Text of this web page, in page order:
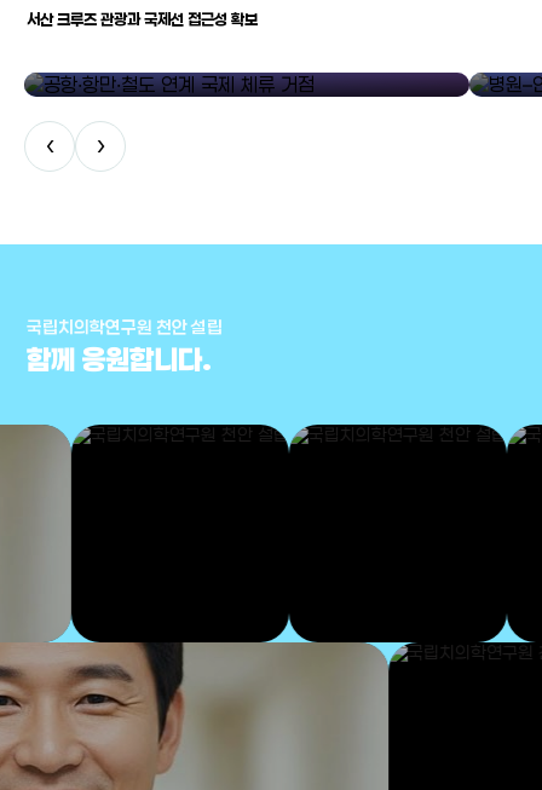
서산 크루즈 관광과 국제선 접근성 확보
‹ ›
국립치의학연구원 천안 설립
함께 응원합니다.